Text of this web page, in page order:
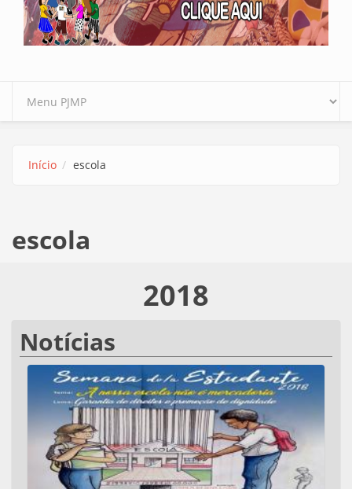
Início escola
escola
2018
Notícias